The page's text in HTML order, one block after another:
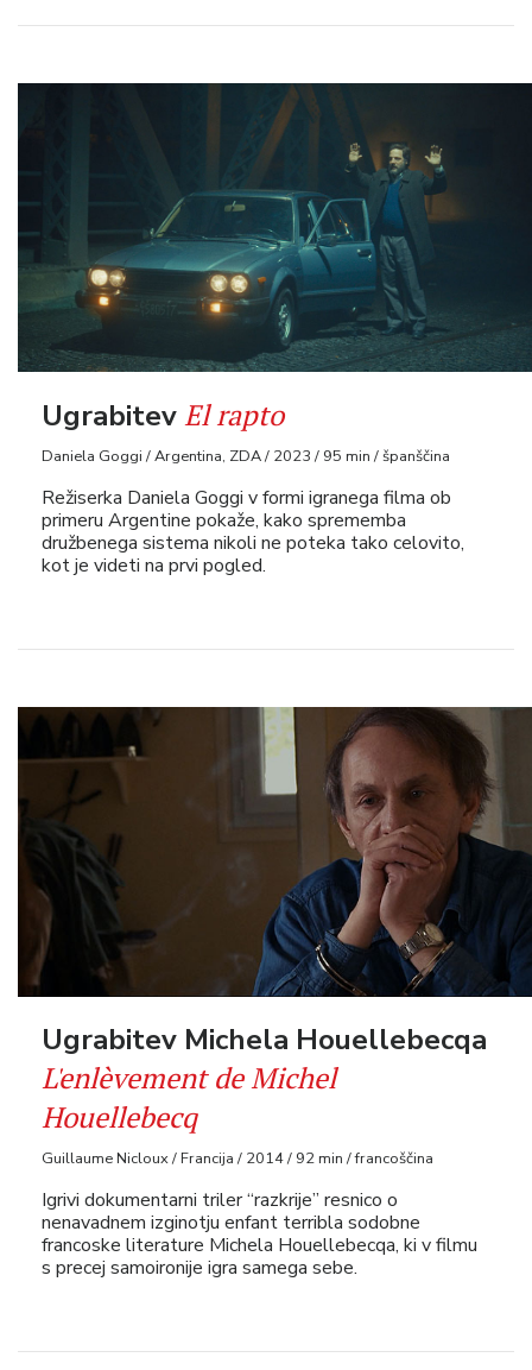
UgrabitevEl rapto
Daniela Goggi / Argentina, ZDA / 2023 / 95 min / španščina
Režiserka Daniela Goggi v formi igranega filma ob
primeru Argentine pokaže, kako sprememba
družbenega sistema nikoli ne poteka tako celovito,
kot je videti na prvi pogled.
Ugrabitev Michela Houellebecqa
L'enlèvement de Michel
Houellebecq
Guillaume Nicloux / Francija / 2014 / 92 min / francoščina
Igrivi dokumentarni triler “razkrije” resnico o
nenavadnem izginotju enfant terribla sodobne
francoske literature Michela Houellebecqa, ki v filmu
s precej samoironije igra samega sebe.